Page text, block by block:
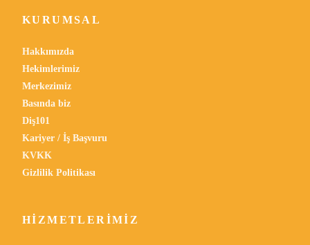
KURUMSAL
Hakkımızda
Hekimlerimiz
Merkezimiz
Basında biz
Diş101
Kariyer / İş Başvuru
KVKK
Gizlilik Politikası
HIZMETLERIMIZ